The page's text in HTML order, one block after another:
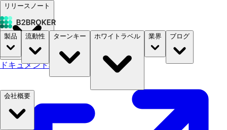
リリースノート
ドキュメント料金 B2STORE
製品 流動性 ターンキー ホワイトラベル 業界 ブログ
会社概要